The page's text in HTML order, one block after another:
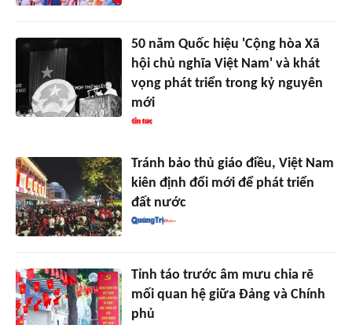
50 năm Quốc hiệu 'Cộng hòa Xã
hội chủ nghĩa Việt Nam' và khát
vọng phát triển trong kỷ nguyên
mới
Tránh bảo thủ giáo điều, Việt Nam
kiên định đổi mới để phát triển
đất nước
Tỉnh táo trước âm mưu chia rẽ
mối quan hệ giữa Đảng và Chính
phủ